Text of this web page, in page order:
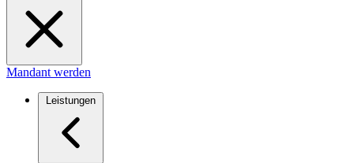
Mandant werden
Leistungen